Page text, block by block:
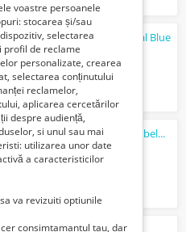
pentru bebelusi BIO Total Blue
Olvarit Cereale pe baza de orez pentru bebelusi Total Blue
voastre persoanele
stocarea și/sau
selectarea
profil de reclame
personalizate, crearea
selectarea conținutului
reclamelor,
aplicarea cercetărilor
despre audiență,
si unul sau mai
utilizarea unor date
a caracteristicilor
va revizuiti optiunile
consimtamantul tau, dar